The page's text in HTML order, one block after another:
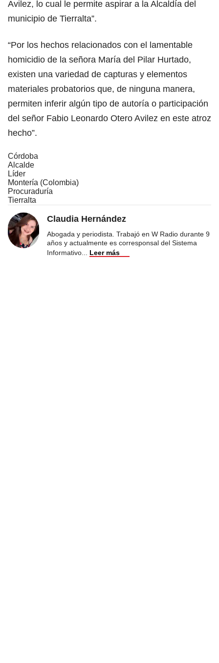
Avilez, lo cual le permite aspirar a la Alcaldía del
municipio de Tierralta”.
“Por los hechos relacionados con el lamentable
homicidio de la señora María del Pilar Hurtado,
existen una variedad de capturas y elementos
materiales probatorios que, de ninguna manera,
permiten inferir algún tipo de autoría o participación
del señor Fabio Leonardo Otero Avilez en este atroz
hecho”.
Córdoba
Alcalde
Líder
Montería (Colombia)
Procuraduría
Tierralta
Claudia Hernández
Abogada y periodista. Trabajó en W Radio durante 9
años y actualmente es corresponsal del Sistema
Informativo
Leer más